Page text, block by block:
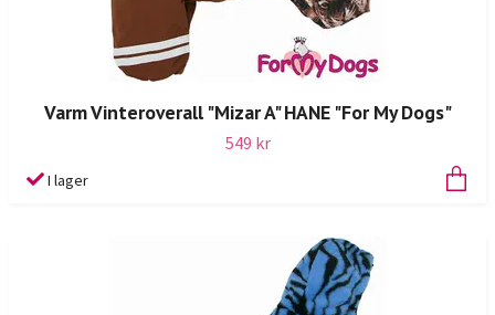
Varm Vinteroverall "Mizar A" HANE "For My Dogs"
549 kr
I lager